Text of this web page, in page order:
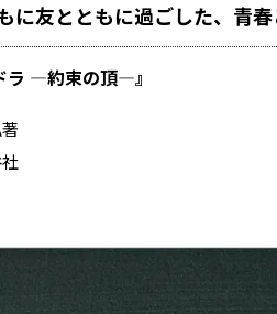
に友とともに過ごした、青
ラ ―約束の頂―』
著
社